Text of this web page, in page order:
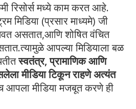
रिसोर्स मध्ये काम करत आहे.
मिडिया (प्रसार माध्यमे) जी
असतात,आणि शोषित वंचित
आपल्या मिडियाला बळ
स्वतंत्र, प्रामाणिक आणि
मीडिया टिकून राहणे अत्यंत
आपला मीडिया मजबूत करणे ही